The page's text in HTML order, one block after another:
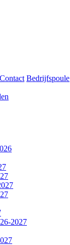
Contact Bedrijfspoule
2027